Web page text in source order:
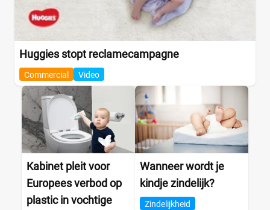
Huggies stopt reclamecampagne
Commercial Video
Kabinet pleit voor
Europees verbod op
plastic in vochtige
Wanneer wordt je
kindje zindelijk?
Zindelijkheid